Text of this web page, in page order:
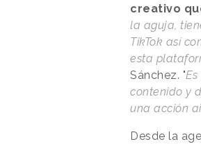
creativo
la aguja,
TikTok así
esta
Sánchez. "
contenido y
una acción
Desde la